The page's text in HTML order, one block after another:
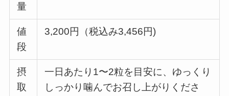
量
値
段
3,200円（税込み3,456円)
摂
取
一日あたり1〜2粒を目安に、ゆっくり
しっかり噛んでお召し上がりくださ